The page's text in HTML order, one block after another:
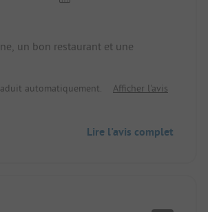
un bon restaurant et une
automatiquement.
Afficher l'avis
Lire l'avis complet